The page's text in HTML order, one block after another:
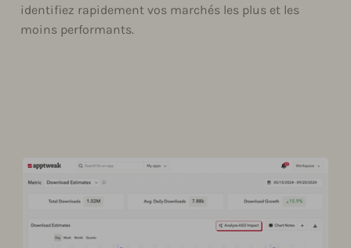
identifiez rapidement vos marchés les plus et les
moins performants.